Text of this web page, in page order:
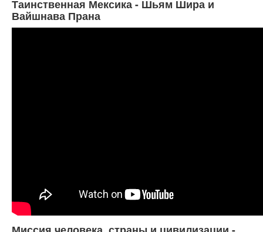
Таинственная Мексика - Шьям Шира и
Вайшнава Прана